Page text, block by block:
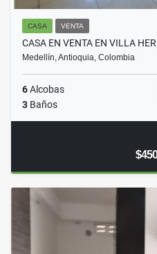
CASA VENTA
CASA EN VENTA EN VILLA
Medellín, Antioquia, Colombia
6Alcobas
3 Baños